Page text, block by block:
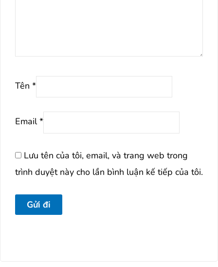
Tên *
Email*
Lưu tên của tôi, email, và trang web trong
trình duyệt này cho lần bình luận kế tiếp của tôi.